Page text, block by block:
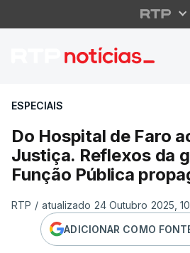
Do Hospital
ESPECIAIS
Do Hospital de Faro
Justiça. Reflexos da
Função Pública
RTP / atualizado 24 Outubro 2025,
ADICIONAR COMO